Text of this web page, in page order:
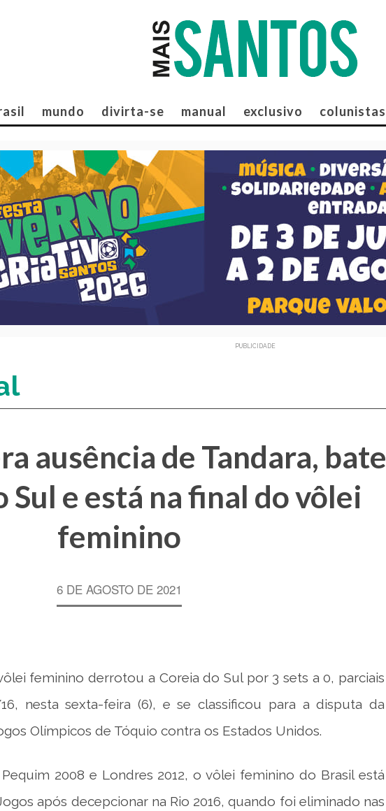
mundo divirta-se manual exclusivo colunistas
PUBLICIDADE
ausência de Tandara, bate
Sul e está na final do vôlei
feminino
6 DE AGOSTO DE 2021
feminino derrotou a Coreia do Sul por 3 sets a 0, parciais
nesta sexta-feira (6), e se classificou para a disputa da
Olímpicos de Tóquio contra os Estados Unidos.
2008 e Londres 2012, o vôlei feminino do Brasil está
após decepcionar na Rio 2016, quando foi eliminado nas